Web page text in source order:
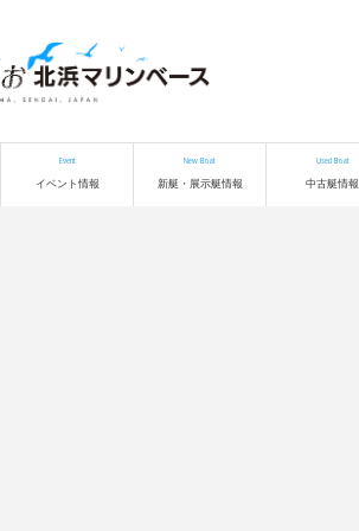
Event
イベント情報
New Boat
新艇・展示艇情報
Used Boat
中古艇情報